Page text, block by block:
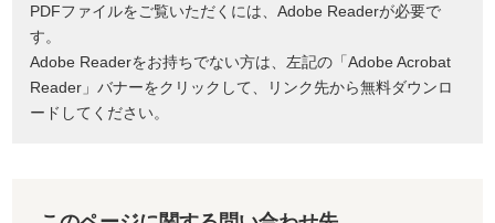
PDFファイルをご覧いただくには、Adobe Readerが必要で
す。
Adobe Readerをお持ちでない方は、左記の「Adobe Acrobat
Reader」バナーをクリックして、リンク先から無料ダウンロ
ードしてください。